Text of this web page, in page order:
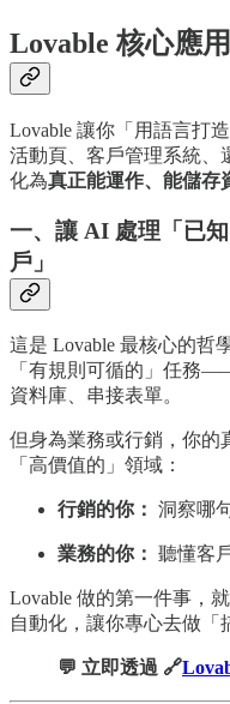
Lovable 核心應
Lovable 讓你「用語言打
活動頁、客戶管理系統、
化為真正能運作、能儲存
一、讓 AI 處理「已
戶」
這是 Lovable 最核心的哲
「有規則可循的」任務
資料庫、串接表單。
但身為業務或行銷，你的
「高價值的」領域：
行銷的你： 洞察哪
業務的你： 聽懂客
Lovable 做的第一件事，
自動化，讓你專心去做「
💬 立即透過 🔗